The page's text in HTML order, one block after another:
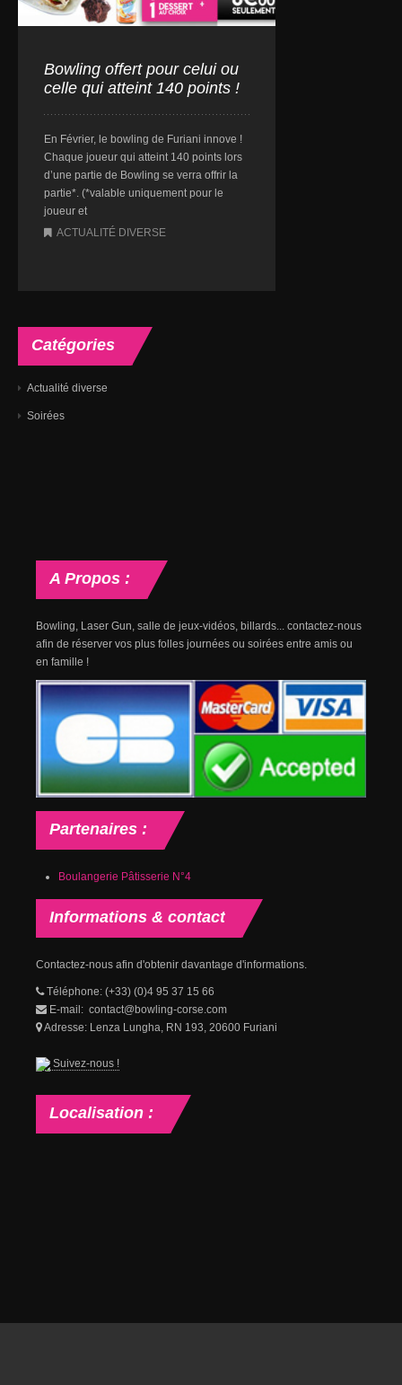
Bowling offert pour celui ou
celle qui atteint 140 points !
En Février, le bowling de Furiani innove !
Chaque joueur qui atteint 140 points lors
d’une partie de Bowling se verra offrir la
partie*. (*valable uniquement pour le
joueur et
ACTUALITÉ DIVERSE
Catégories
Actualité diverse
Soirées
A Propos :
Bowling, Laser Gun, salle de jeux-vidéos, billards... contactez-nous
afin de réserver vos plus folles journées ou soirées entre amis ou
en famille !
Partenaires :
Boulangerie Pâtisserie N°4
Informations & contact
Contactez-nous afin d'obtenir davantage d'informations.
Téléphone: (+33) (0)4 95 37 15 66
E-mail: contact@bowling-corse.com
Adresse: Lenza Lungha, RN 193, 20600 Furiani
Suivez-nous !
Localisation :